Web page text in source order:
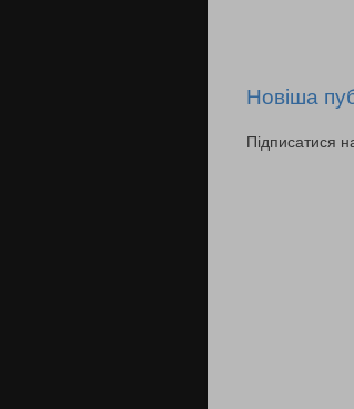
Новіша
Підписатися